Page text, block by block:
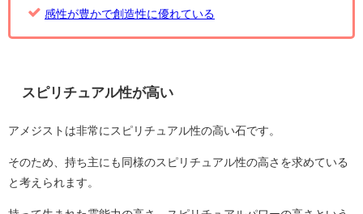
感性が豊かで創造性に優れている
スピリチュアル性が高い
アメジストは非常にスピリチュアル性の高い石です。
そのため、持ち主にも同様のスピリチュアル性の高さを求めている
と考えられます。